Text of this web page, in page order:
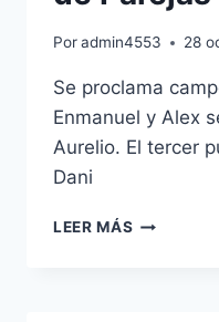
Poradmin4553 28
Se proclama
Enmanuel y Alex
Aurelio. El tercer
Dani
LEER MÁS TERCER